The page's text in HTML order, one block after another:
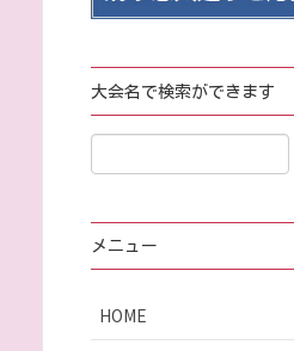
大会名で検索ができます
メニュー
HOME